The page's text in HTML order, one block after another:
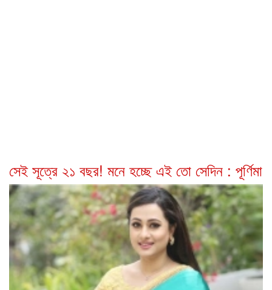
সেই সূত্রে ২১ বছর! মনে হচ্ছে এই তো সেদিন : পূর্ণিমা